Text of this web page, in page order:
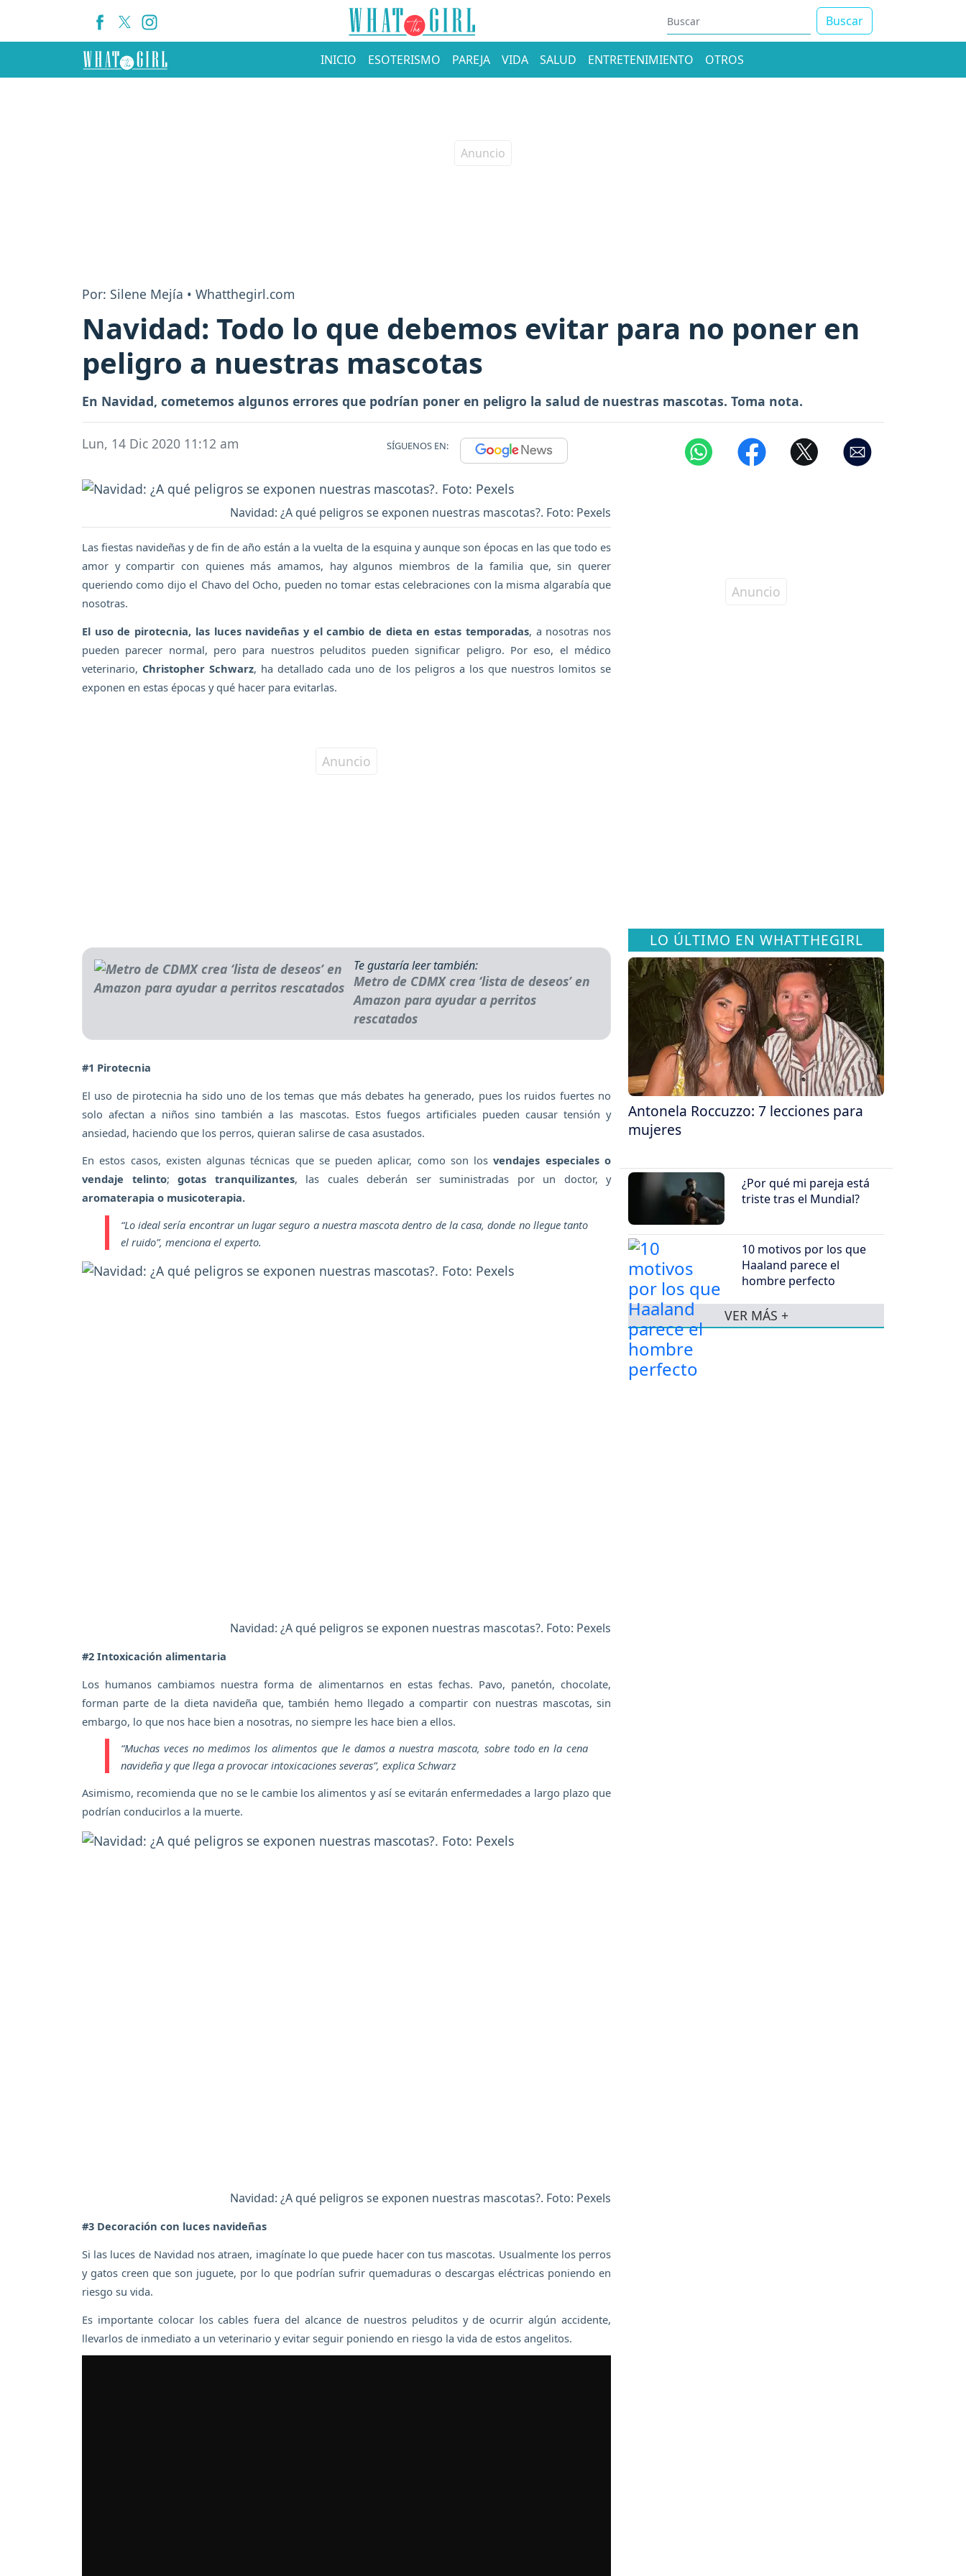
Buscar
INICIO ESOTERISMO PAREJA VIDA SALUD ENTRETENIMIENTO OTROS
Por: Silene Mejía • Whatthegirl.com
Navidad: Todo lo que debemos evitar para no poner en
peligro a nuestras mascotas
En Navidad, cometemos algunos errores que podrían poner en peligro la salud de nuestras mascotas. Toma nota.
Lun, 14 Dic 2020 11:12 am SÍGUENOS EN:
Navidad: ¿A qué peligros se exponen nuestras mascotas?. Foto: Pexels
Las fiestas navideñas y de fin de año están a la vuelta de la esquina y aunque son épocas en las que todo es
amor y compartir con quienes más amamos, hay algunos miembros de la familia que, sin querer
queriendo como dijo el Chavo del Ocho, pueden no tomar estas celebraciones con la misma algarabía que
nosotras.
El uso de pirotecnia, las luces navideñas y el cambio de dieta en estas temporadas, a nosotras nos
pueden parecer normal, pero para nuestros peluditos pueden significar peligro. Por eso, el médico
veterinario, Christopher Schwarz, ha detallado cada uno de los peligros a los que nuestros lomitos se
exponen en estas épocas y qué hacer para evitarlas.
Te gustaría leer también:
Metro de CDMX crea ‘lista de deseos’ en
Amazon para ayudar a perritos
rescatados
#1 Pirotecnia
El uso de pirotecnia ha sido uno de los temas que más debates ha generado, pues los ruidos fuertes no
solo afectan a niños sino también a las mascotas. Estos fuegos artificiales pueden causar tensión y
ansiedad, haciendo que los perros, quieran salirse de casa asustados.
En estos casos, existen algunas técnicas que se pueden aplicar, como son losvendajes especiales o
vendaje telinto; gotas tranquilizantes, las cuales deberán ser suministradas por un doctor, y
aromaterapia o musicoterapia.
“Lo ideal sería encontrar un lugar seguro a nuestra mascota dentro de la casa, donde no llegue tanto
el ruido”, menciona el experto.
Navidad: ¿A qué peligros se exponen nuestras mascotas?. Foto: Pexels
#2 Intoxicación alimentaria
Los humanos cambiamos nuestra forma de alimentarnos en estas fechas. Pavo, panetón, chocolate,
forman parte de la dieta navideña que, también hemo llegado a compartir con nuestras mascotas, sin
embargo, lo que nos hace bien a nosotras, no siempre les hace bien a ellos.
“Muchas veces no medimos los alimentos que le damos a nuestra mascota, sobre todo en la cena
navideña y que llega a provocar intoxicaciones severas”, explica Schwarz
Asimismo, recomienda que no se le cambie los alimentos y así se evitarán enfermedades a largo plazo que
podrían conducirlos a la muerte.
Navidad: ¿A qué peligros se exponen nuestras mascotas?. Foto: Pexels
#3 Decoración con luces navideñas
Si las luces de Navidad nos atraen, imagínate lo que puede hacer con tus mascotas. Usualmente los perros
y gatos creen que son juguete, por lo que podrían sufrir quemaduras o descargas eléctricas poniendo en
riesgo su vida.
Es importante colocar los cables fuera del alcance de nuestros peluditos y de ocurrir algún accidente,
llevarlos de inmediato a un veterinario y evitar seguir poniendo en riesgo la vida de estos angelitos.
LO ÚLTIMO EN WHATTHEGIRL
Antonela Roccuzzo: 7 lecciones para
mujeres
¿Por qué mi pareja está
triste tras el Mundial?
10 motivos por los que
Haaland parece el
hombre perfecto
VER MÁS +